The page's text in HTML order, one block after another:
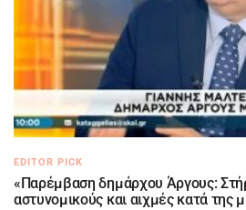
EDITOR PICK
«Παρέμβαση δημάρχου Άργους:
αστυνομικούς και αιχμές κατά της